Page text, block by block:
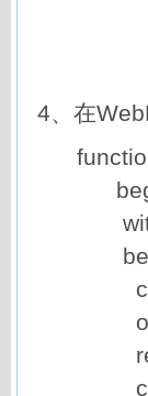
4、在
function
with